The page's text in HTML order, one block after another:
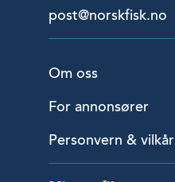
post@norskfisk.no
Om oss
For annonsører
Personvern & vilkår